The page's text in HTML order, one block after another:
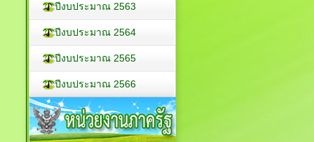
ปีงบประมาณ 2563
ปีงบประมาณ 2564
ปีงบประมาณ 2565
ปีงบประมาณ 2566